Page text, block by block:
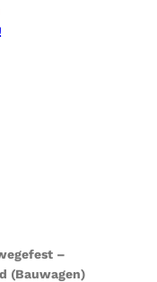
–
(Bauwagen)